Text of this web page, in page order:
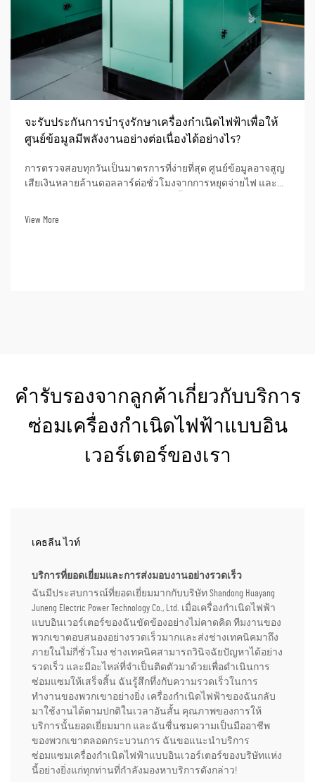
จะรับประกันการบำรุงรักษาเครื่องกำเนิดไฟฟ้าเพื่อให้
ศูนย์ข้อมูลมีพลังงานอย่างต่อเนื่องได้อย่างไร?
การตรวจสอบทุกวันเป็นมาตรการที่ง่ายที่สุด ศูนย์ข้อมูลอาจสูญ
เสียเงินหลายล้านดอลลาร์ต่อชั่วโมงจากการหยุดจ่ายไฟ และ
View More
คำรับรองจากลูกค้าเกี่ยวกับบริการ
ซ่อมเครื่องกำเนิดไฟฟ้าแบบอิน
เวอร์เตอร์ของเรา
เคธลีน ไวท์
บริการที่ยอดเยี่ยมและการส่งมอบงานอย่างรวดเร็ว
ฉันมีประสบการณ์ที่ยอดเยี่ยมมากกับบริษัท Shandong Huayang
Juneng Electric Power Technology Co., Ltd. เมื่อเครื่องกำเนิดไฟฟ้า
แบบอินเวอร์เตอร์ของฉันขัดข้องอย่างไม่คาดคิด ทีมงานของ
พวกเขาตอบสนองอย่างรวดเร็วมากและส่งช่างเทคนิคมาถึง
ภายในไม่กี่ชั่วโมง ช่างเทคนิคสามารถวินิจฉัยปัญหาได้อย่าง
รวดเร็ว และมีอะไหล่ที่จำเป็นติดตัวมาด้วยเพื่อดำเนินการ
ซ่อมแซมให้เสร็จสิ้น ฉันรู้สึกทึ่งกับความรวดเร็วในการ
ทำงานของพวกเขาอย่างยิ่ง เครื่องกำเนิดไฟฟ้าของฉันกลับ
มาใช้งานได้ตามปกติในเวลาอันสั้น คุณภาพของการให้
บริการนั้นยอดเยี่ยมมาก และฉันชื่นชมความเป็นมืออาชีพ
ของพวกเขาตลอดกระบวนการ ฉันขอแนะนำบริการ
ซ่อมแซมเครื่องกำเนิดไฟฟ้าแบบอินเวอร์เตอร์ของบริษัทแห่ง
นี้อย่างยิ่งแก่ทุกท่านที่กำลังมองหาบริการดังกล่าว!